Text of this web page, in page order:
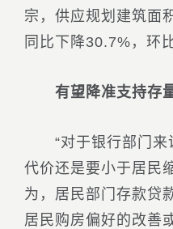
宗，供应规划建筑面
同比下降30.7%，环
有望降准支持存
“对于银行部门来
代价还是要小于居民
为，居民部门存款贷
居民购房偏好的改善